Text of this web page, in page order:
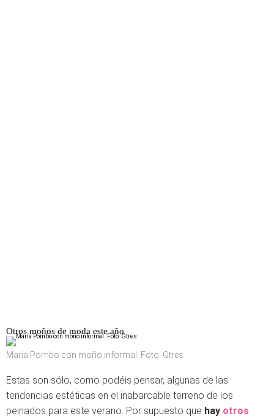
Otros moños de moda este año
María Pombo con moño informal. Foto: Gtres
Estas son sólo, como podéis pensar, algunas de las
tendencias estéticas en el inabarcable terreno de los
peinados para este verano. Por supuesto que hay otros